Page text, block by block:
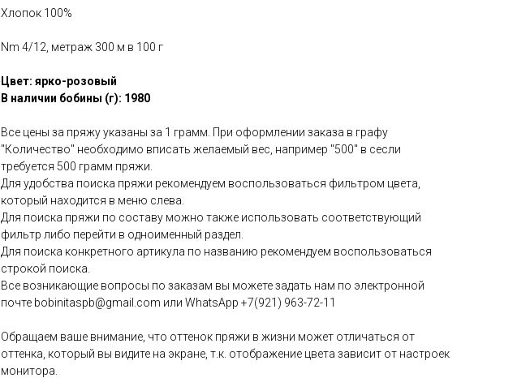
Хлопок 100%
Nm 4/12, метраж 300 м в 100 г
Цвет: ярко-розовый
В наличии бобины (г): 1980
Все цены за пряжу указаны за 1 грамм. При оформлении заказа в графу
"Количество" необходимо вписать желаемый вес, например "500" в сесли
требуется 500 грамм пряжи.
Для удобства поиска пряжи рекомендуем воспользоваться фильтром цвета,
который находится в меню слева.
Для поиска пряжи по составу можно также использовать соответствующий
фильтр либо перейти в одноименный раздел.
Для поиска конкретного артикула по названию рекомендуем воспользоваться
строкой поиска.
Все возникающие вопросы по заказам вы можете задать нам по электронной
почте bobinitaspb@gmail.com или WhatsApp +7(921) 963-72-11
Обращаем ваше внимание, что оттенок пряжи в жизни может отличаться от
оттенка, который вы видите на экране, т.к. отображение цвета зависит от настроек
монитора.